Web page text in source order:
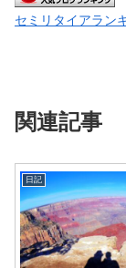
セミリタイアラン
関連記事
日記